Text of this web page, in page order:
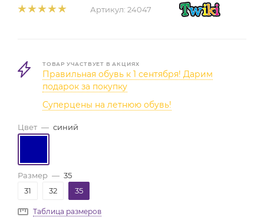
Артикул: 24047
ТОВАР УЧАСТВУЕТ В АКЦИЯХ
Правильная обувь к 1 сентября! Дарим
подарок за покупку
Суперцены на летнюю обувь!
Цвет — синий
Размер — 35
31
32 35
Таблица размеров